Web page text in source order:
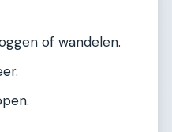
of wandelen.